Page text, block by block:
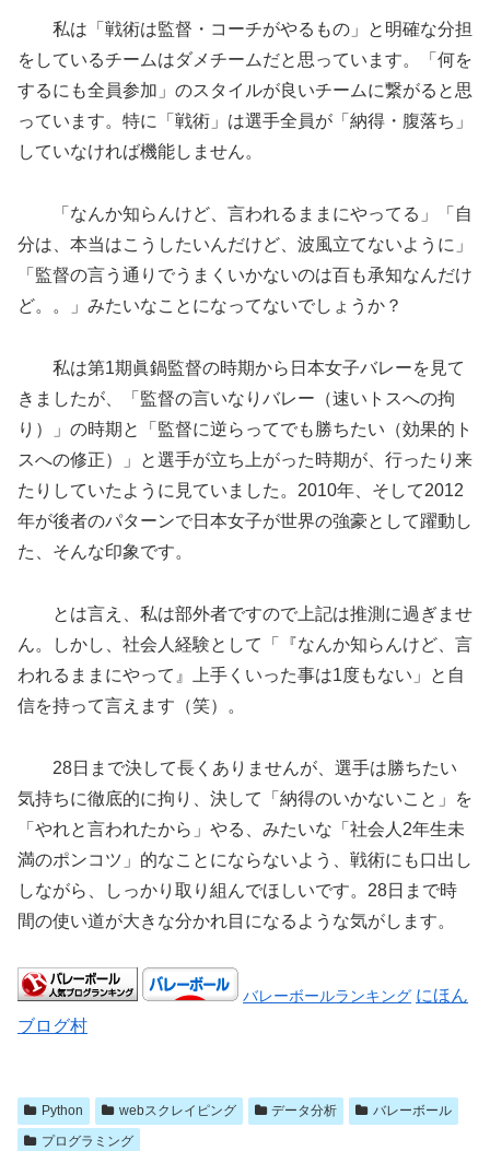
私は「戦術は監督・コーチがやるもの」と明確な分担
をしているチームはダメチームだと思っています。「何を
するにも全員参加」のスタイルが良いチームに繋がると思
っています。特に「戦術」は選手全員が「納得・腹落ち」
していなければ機能しません。
「なんか知らんけど、言われるままにやってる」「自
分は、本当はこうしたいんだけど、波風立てないように」
「監督の言う通りでうまくいかないのは百も承知なんだけ
ど。。」みたいなことになってないでしょうか？
私は第1期眞鍋監督の時期から日本女子バレーを見て
きましたが、「監督の言いなりバレー（速いトスへの拘
り）」の時期と「監督に逆らってでも勝ちたい（効果的ト
スへの修正）」と選手が立ち上がった時期が、行ったり来
たりしていたように見ていました。2010年、そして2012
年が後者のパターンで日本女子が世界の強豪として躍動し
た、そんな印象です。
とは言え、私は部外者ですので上記は推測に過ぎませ
ん。しかし、社会人経験として「『なんか知らんけど、言
われるままにやって』上手くいった事は1度もない」と自
信を持って言えます（笑）。
28日まで決して長くありませんが、選手は勝ちたい
気持ちに徹底的に拘り、決して「納得のいかないこと」を
「やれと言われたから」やる、みたいな「社会人2年生未
満のポンコツ」的なことにならないよう、戦術にも口出し
しながら、しっかり取り組んでほしいです。28日まで時
間の使い道が大きな分かれ目になるような気がします。
バレーボールランキング にほん
ブログ村
Python webスクレイピング データ分析
バレーボール
プログラミング